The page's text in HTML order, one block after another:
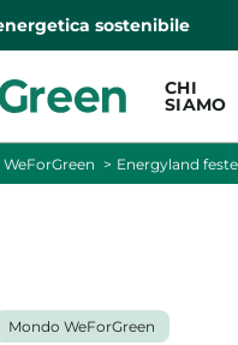
sostenibile
CHI
SIAMO
Energyland
Mondo WeForGreen